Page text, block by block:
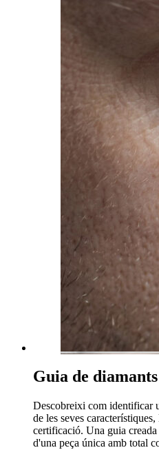
Guia de diamants
Descobreixi com identificar
de les seves
certificació. Una guia
d'una peça única amb total